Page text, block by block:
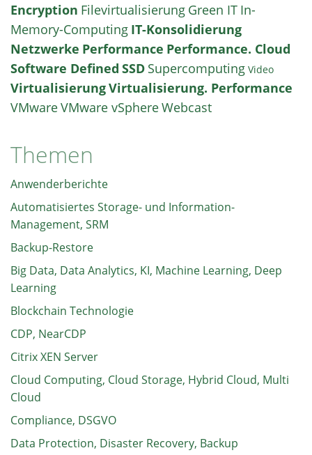
Encryption Filevirtualisierung Green IT In-
Memory-Computing IT-Konsolidierung
Netzwerke Performance Performance. Cloud
Software Defined SSD Supercomputing Video
VirtualisierungVirtualisierung. Performance
VMwareVMware vSphereWebcast
Themen
Anwenderberichte
Automatisiertes Storage- und Information-
Management, SRM
Backup-Restore
Big Data, Data Analytics, KI, Machine Learning, Deep
Learning
Blockchain Technologie
CDP, NearCDP
Citrix XEN Server
Cloud Computing, Cloud Storage, Hybrid Cloud, Multi
Cloud
Compliance, DSGVO
Data Protection, Disaster Recovery, Backup